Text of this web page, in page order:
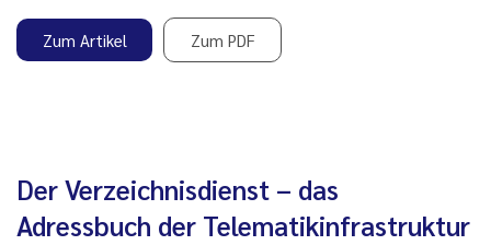
Zum Artikel Zum PDF
Der Verzeichnisdienst – das
Adressbuch der Telematikinfrastruktur